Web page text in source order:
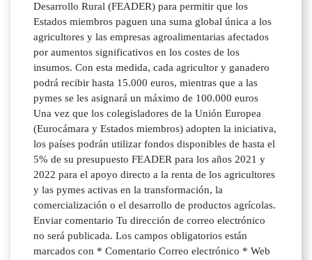
Desarrollo Rural (FEADER) para permitir que los
Estados miembros paguen una suma global única a los
agricultores y las empresas agroalimentarias afectados
por aumentos significativos en los costes de los
insumos. Con esta medida, cada agricultor y ganadero
podrá recibir hasta 15.000 euros, mientras que a las
pymes se les asignará un máximo de 100.000 euros
Una vez que los colegisladores de la Unión Europea
(Eurocámara y Estados miembros) adopten la iniciativa,
los países podrán utilizar fondos disponibles de hasta el
5% de su presupuesto FEADER para los años 2021 y
2022 para el apoyo directo a la renta de los agricultores
y las pymes activas en la transformación, la
comercialización o el desarrollo de productos agrícolas.
Enviar comentario Tu dirección de correo electrónico
no será publicada. Los campos obligatorios están
marcados con * Comentario Correo electrónico * Web